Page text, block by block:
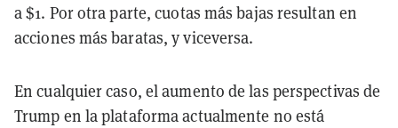
a $1. Por otra parte, cuotas más bajas resultan en
acciones más baratas, y viceversa.
En cualquier caso, el aumento de las perspectivas de
Trump en la plataforma actualmente no está